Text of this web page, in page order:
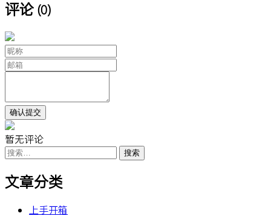
评论 (0)
暂无评论
搜
索：
文章分类
上手开箱